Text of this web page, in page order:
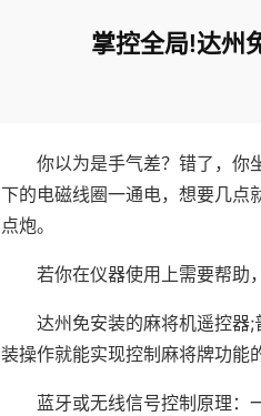
掌控全局!达州
你以为是手气差？错了，你
下的电磁线圈一通电，想要几点
点炮。
若你在仪器使用上需要帮助
达州免安装的麻将机遥控器
装操作就能实现控制麻将牌功能
蓝牙或无线信号控制原理：